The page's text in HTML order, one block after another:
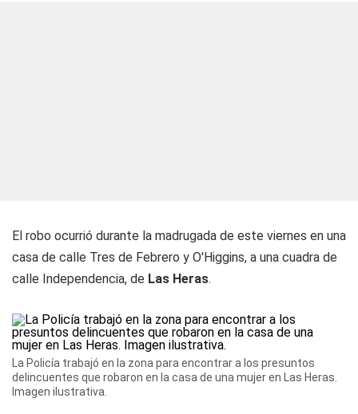
El robo ocurrió durante la madrugada de este viernes en una
casa de calle Tres de Febrero y O'Higgins, a una cuadra de
calle Independencia, de Las Heras.
La Policía trabajó en la zona para encontrar a los presuntos
delincuentes que robaron en la casa de una mujer en Las Heras.
Imagen ilustrativa.